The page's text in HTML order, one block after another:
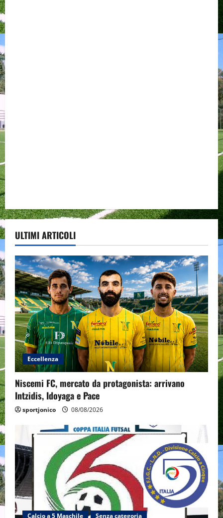
ULTIMI ARTICOLI
Eccellenza
Niscemi FC, mercato da protagonista: arrivano
Intzidis, Idoyaga e Pace
sportjonico 08/08/2026
Calcio a 5 Maschile Senza categoria